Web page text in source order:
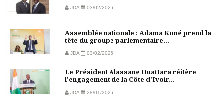
JDA 03/02/2026
Assemblée nationale : Adama Koné prend la
tête du groupe parlementaire...
JDA 03/02/2026
Le Président Alassane Ouattara réitère
l'engagement de la Côte d'Ivoir...
JDA 28/01/2026